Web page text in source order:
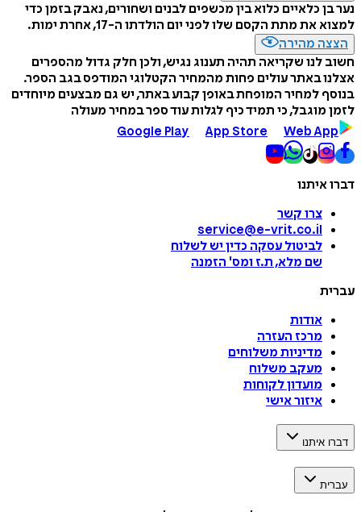
נער בן כלאיים כלוא בין מכשפים לבנים ושחורים, נאבק בזמן כדי
למצוא את מתת הקסם שלו לפני יום הולדתו ה-17, אחרת ימות.
הצצה מהירה
חשוב לנו שקריאה תהיה תענוג נגיש, ולכן חלק גדול מהספרים
אצלנו באתר עולים פחות מהמחיר הקטלוגי המודפס בגב הספר.
בנוסף למחיר המופחת באופן קבוע באתר, יש גם מבצעים מיוחדים
לזמן מוגבל, כי תמיד כיף לגלות עוד ספר במחיר מעולה
Google Play
App Store Web App
דברו איתנו
צרו קשר
service@e-vrit.co.il
לביטול עסקה כדין יש לשלוח
שם מלא, ת.ז ומס' הזמנה
עברית
אודות
מרכז העזרה
מדיניות משלוחים
מעקב משלוח
מועדון לקוחות
איזור אישי
דברו איתנו
עברית